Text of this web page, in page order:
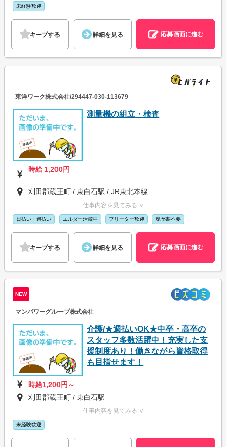
未経験歓迎
キープする 詳細を見る 応募画面に進む
東洋ワーク株式会社/294447-030-113679
測量機の組立・検査
時給 1,200円
刈田郡蔵王町 / 東白石駅 / JR東北本線
仕事内容を見てみる ∨
日払い・週払い エルダー活躍中 フリーター歓迎 履歴書不要
キープする 詳細を見る 応募画面に進む
NEW
マンパワーグループ株式会社
介護/★週払いOK★中卒・高卒の
スタッフ多数活躍中！充実した支
援制度あり！働きながら資格取得
も目指せます！
時給1,200円～
刈田郡蔵王町 / 東白石駅
仕事内容を見てみる ∨
未経験歓迎